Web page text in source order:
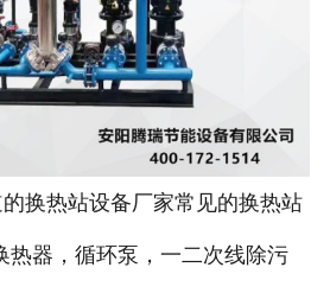
换热站设备厂家常见的换热站
热器，循环泵，一二次线除污